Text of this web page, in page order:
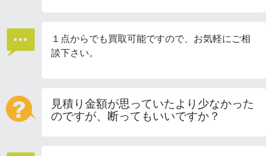
１点からでも買取可能ですので、お気軽にご相
談下さい。
見積り金額が思っていたより少なかった
のですが、断ってもいいですか？